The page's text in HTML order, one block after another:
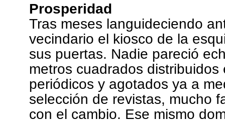
Prosperidad
Tras meses languideciendo
vecindario el kiosco de la
sus puertas. Nadie pareció
metros cuadrados
periódicos y agotados ya a
selección de revistas, mucho
con el cambio. Ese mismo